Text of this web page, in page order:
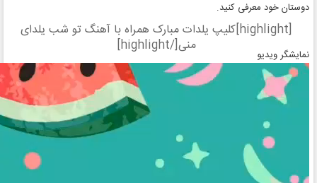
دوستان خود معرفی کنید.
[highlight]کلیپ‌ یلدات مبارک همراه با آهنگ تو شب یلدای
منی[/highlight]
نمایشگر ویدیو